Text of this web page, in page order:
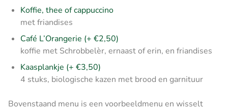
Koffie, thee of cappuccino
met friandises
Café L’Orangerie (+ €2,50)
koffie met Schrobbelèr, ernaast of erin, en friandises
Kaasplankje (+ €3,50)
4 stuks, biologische kazen met brood en garnituur
Bovenstaand menu is een voorbeeldmenu en wisselt